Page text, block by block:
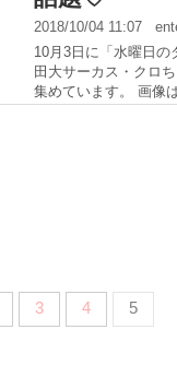
2018/10/04 11:07
10月3日に「水曜日
田大サーカス・クロ
集めています。 画像
3 4 5